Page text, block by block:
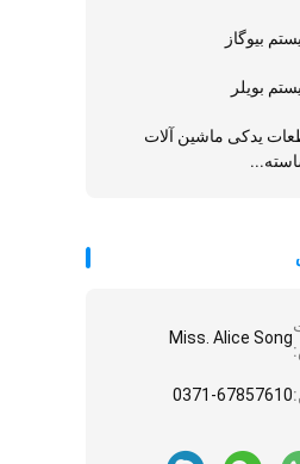
بیوگاز
بویلر
یدکی ماشین آلات
Miss. Alice Song
0371-67857610